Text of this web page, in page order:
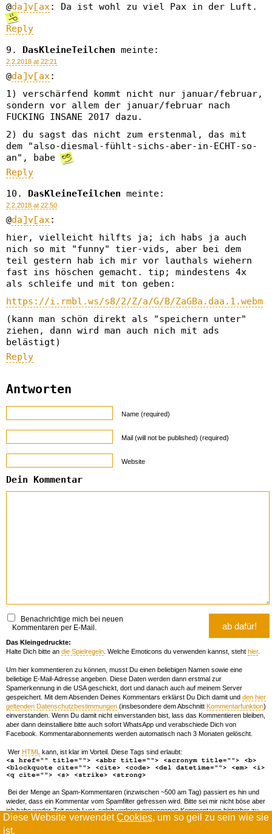
Diese Website verwendetCookies, um so geil zu sein wie sie
ist.
@da]v[ax: Da ist wohl zu viel Pax in der Luft.
Reply
DasKleineTeilchen meinte:
2.2.2018 at 22:21
@da]v[ax:
1) verschärfend kommt nicht nur januar/februar,
sondern vor allem der januar/februar nach
FUCKING INSANE 2017 dazu.
2) du sagst das nicht zum erstenmal, das mit
dem "also-diesmal-fühlt-sichs-aber-in-ECHT-so-
an", babe
Reply
DasKleineTeilchen meinte:
2.2.2018 at 22:50
@da]v[ax:
hier, vielleicht hilfts ja; ich habs ja auch
nich so mit "funny" tier-vids, aber bei dem
teil gestern hab ich mir vor lauthals wiehern
fast ins höschen gemacht. tip; mindestens 4x
als schleife und mit ton geben:
https://i.rmbl.ws/s8/2/Z/a/G/B/ZaGBa.daa.1.webm
(kann man schön direkt als "speichern unter"
ziehen, dann wird man auch nich mit ads
belästigt)
Reply
Antworten
Name (required)
Mail (will not be published) (required)
Website
Dein Kommentar
Benachrichtige mich bei neuen
Kommentaren per E-Mail.
Das Kleingedruckte:
Halte Dich bitte an die Spielregeln . Welche Emoticons du verwenden kannst, steht hier.
Um hier kommentieren zu können, musst Du einen beliebigen Namen sowie eine
beliebige E-Mail-Adresse angeben. Diese Daten werden dann erstmal zur
Spamerkennung in die USA geschickt, dort und danach auch auf meinem Server
gespeichert. Mit dem Absenden Deines Kommentars erklärst Du Dich damit und den hier
geltenden Datenschutzbestimmungen (insbesondere dem Abschnitt Kommentarfunktion)
einverstanden. Wenn Du damit nicht einverstanden bist, lass das Kommentieren bleiben,
aber dann deinstalliere bitte auch sofort WhatsApp und verabschiede Dich von
Facebook. Kommentarabonnements werden automatisch nach 3 Monaten gelöscht.
Wer HTML kann, ist klar im Vorteil. Diese Tags sind erlaubt:
<a href="" title=""> <abbr title=""> <acronym title=""> <b>
<blockquote cite=""> <cite> <code> <del datetime=""> <em> <i>
<q cite=""> <s> <strike> <strong>
Bei der Menge an Spam-Kommentaren (inzwischen ~500 am Tag) passiert es hin und
wieder, dass ein Kommentar vom Spamfilter gefressen wird. Bitte sei mir nicht böse aber
ich habe weder Zeit noch Lust, solch verloren gegangenen Kommentaren hinterher zu
forschen. Wenn das öfters passiert, schreib' mir 'ne Mail damit ich dich whitelisten kann.